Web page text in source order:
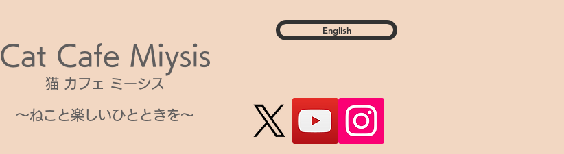
Cat Cafe Miysis
猫 カフェ ミーシス
～ねこと楽しいひとときを～
English